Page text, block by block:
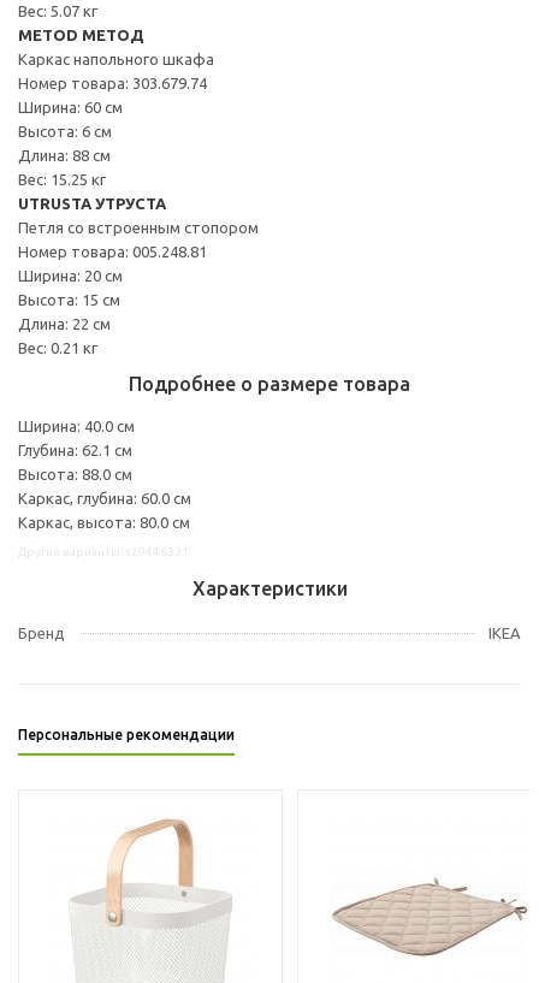
Вес: 5.07 кг
METOD МЕТОД
Каркас напольного шкафа
Номер товара: 303.679.74
Ширина: 60 см
Высота: 6 см
Длина: 88 см
Вес: 15.25 кг
UTRUSTA УТРУСТА
Петля со встроенным стопором
Номер товара: 005.248.81
Ширина: 20 см
Высота: 15 см
Длина: 22 см
Вес: 0.21 кг
Подробнее о размере товара
Ширина: 40.0 см
Глубина: 62.1 см
Высота: 88.0 см
Каркас, глубина: 60.0 см
Каркас, высота: 80.0 см
Характеристики
Бренд IKEA
Персональные рекомендации